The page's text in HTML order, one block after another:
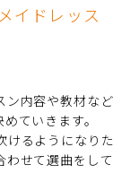
イドレッス
ン内容や教材など
ていきます。
けるようになりた
わせて選曲をして